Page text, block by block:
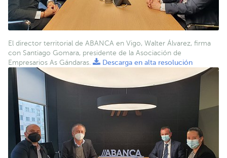
El director territorial de ABANCA en Vigo, Walter Álvarez, firma
con Santiago Gomara, presidente de la Asociación de
Empresarios As Gándaras.
Descarga en alta resolución